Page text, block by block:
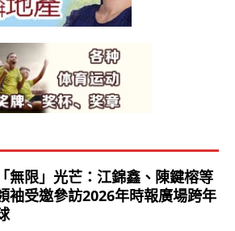
無限」光芒：江錦鑫、陳鍵榕等
袖受邀參訪2026年時報廣場跨年